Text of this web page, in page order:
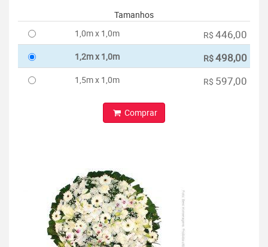
Tamanhos
1,0m x 1,0m
R$ 446,00
1,2m x 1,0m R$498,00
1,5m x 1,0m R$ 597,00
Comprar